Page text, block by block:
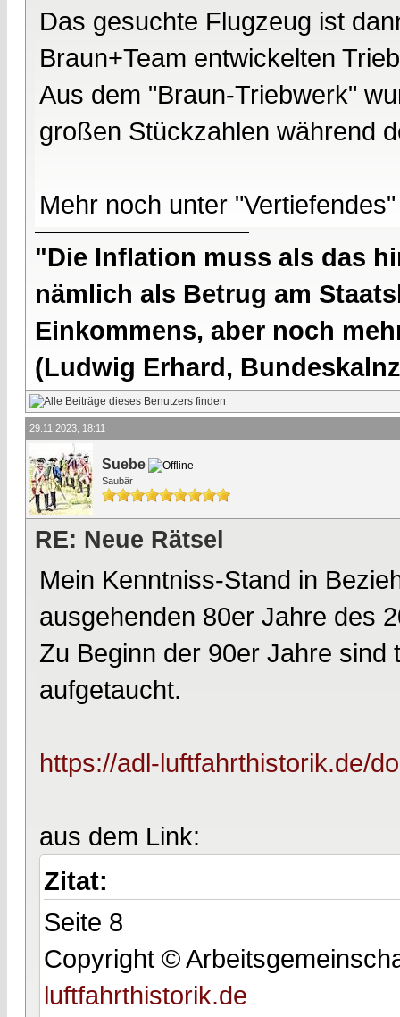
Das gesuchte Flugzeug ist
Braun+Team entwickelten
Aus dem "Braun-Triebwerk"
großen Stückzahlen während
Mehr noch unter "Vertiefendes"
"Die Inflation muss als das
nämlich als Betrug am
Einkommens, aber noch
(Ludwig Erhard,
29.11.2023, 18:11
Suebe
Saubär
RE: Neue Rätsel
Mein Kenntniss-Stand in
ausgehenden 80er Jahre des
Zu Beginn der 90er Jahre
aufgetaucht.
https://adl-luftfahrthistorik.de/
aus dem Link:
Zitat:
Seite 8
Copyright ©
luftfahrthistorik.de